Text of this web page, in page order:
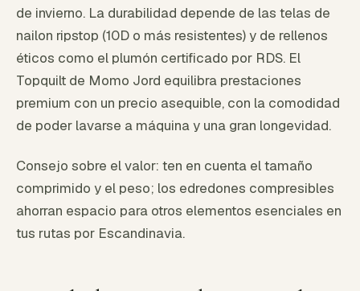
de invierno. La durabilidad depende de las telas de
nailon ripstop (10D o más resistentes) y de rellenos
éticos como el plumón certificado por RDS. El
Topquilt de Momo Jord equilibra prestaciones
premium con un precio asequible, con la comodidad
de poder lavarse a máquina y una gran longevidad.
Consejo sobre el valor: ten en cuenta el tamaño
comprimido y el peso; los edredones compresibles
ahorran espacio para otros elementos esenciales en
tus rutas por Escandinavia.